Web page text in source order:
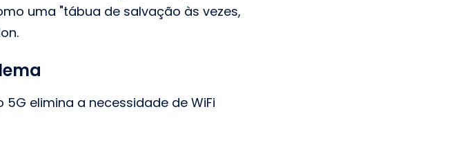
uma "tábua de salvação às vezes,
elimina a necessidade de WiFi